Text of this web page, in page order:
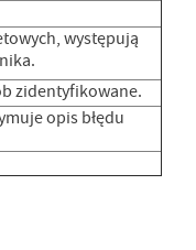
występują
zidentyfikowane.
opis błędu